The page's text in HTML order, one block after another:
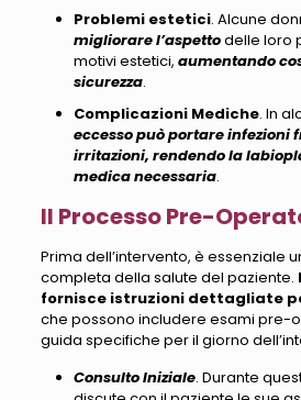
Problemi estetici. Alcune
migliorare l’aspettodelle loro
motivi estetici, aumentando
sicurezza.
Complicazioni Mediche. In
eccesso può portare infezioni
irritazioni, rendendo la
medica necessaria.
Il Processo Pre-
Prima dell’intervento, è essenziale
completa della salute del paziente.
fornisce istruzioni dettagliate
che possono includere esami pre-
guida specifiche per il giorno
Consulto Iniziale. Durante